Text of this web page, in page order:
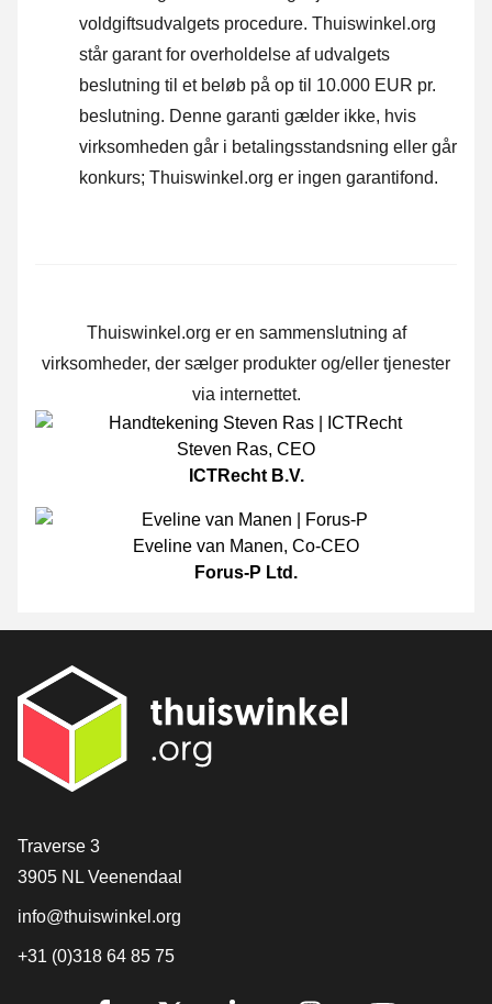
voldgiftsudvalgets procedure. Thuiswinkel.org
står garant for overholdelse af udvalgets
beslutning til et beløb på op til 10.000 EUR pr.
beslutning. Denne garanti gælder ikke, hvis
virksomheden går i betalingsstandsning eller går
konkurs; Thuiswinkel.org er ingen garantifond.
Thuiswinkel.org er en sammenslutning af
virksomheder, der sælger produkter og/eller tjenester
via internettet.
Steven Ras, CEO
ICTRecht B.V.
Eveline van Manen, Co-CEO
Forus-P Ltd.
[_General:Contact]
Traverse 3
3905 NL Veenendaal
info@thuiswinkel.org
+31 (0)318 64 85 75